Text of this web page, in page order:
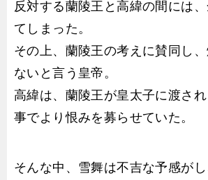
反対する蘭陵王と高緯の間には
てしまった。
その上、蘭陵王の考えに賛同し
ないと言う皇帝。
高緯は、蘭陵王が皇太子に渡さ
事でより恨みを募らせていた。
そんな中、雪舞は不吉な予感が